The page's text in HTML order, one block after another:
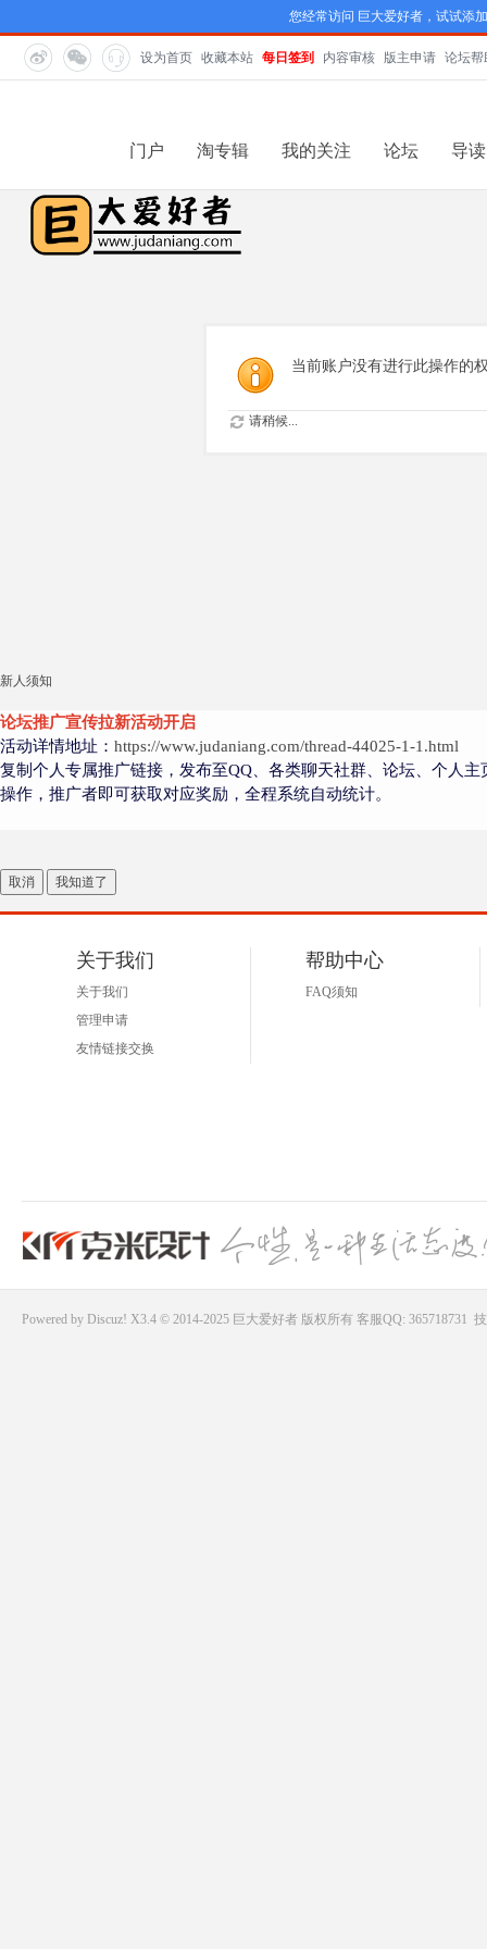
您经常访问 巨大爱好者，试试添
设为首页 收藏本站 每日签到 内容审核 版主申请 论坛帮
门户 淘专辑 我的关注 论坛 导读
当前账户没有进行此操作的
请稍候...
新人须知
论坛推广宣传拉新活动开启
活动详情地址： https://www.judaniang.com/thread-44025-1-1.html
复制个人专属推广链接，发布至QQ、各类聊天社群、论坛、个人
操作，推广者即可获取对应奖励，全程系统自动统计。
取消 我知道了
关于我们
关于我们
管理申请
友情链接交换
帮助中心
FAQ须知
Powered by Discuz! X3.4 © 2014-2025 巨大爱好者版权所有 客服QQ: 365718731